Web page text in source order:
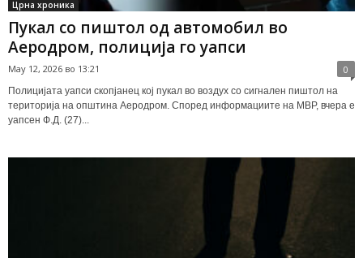
Црна хроника
Пукал со пиштол од автомобил во
Аеродром, полиција го уапси
May 12, 2026 во 13:21 0
Полицијата уапси скопјанец кој пукал во воздух со сигнален пиштол на
територија на општина Аеродром. Според информациите на МВР, вчера е
уапсен Ф.Д. (27)...